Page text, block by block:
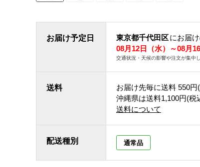
お届け予定日 東京都千代田区にお届
08月12日（水）～08月16
交通状況・天候の影響や注文が集中
送料 お届け先毎に送料 550円
沖縄県は送料1,100円(税
送料について
配送種別 通常品